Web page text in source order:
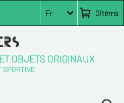
0items
Fr
OBJETS ORIGINAUX
SPORTIVE